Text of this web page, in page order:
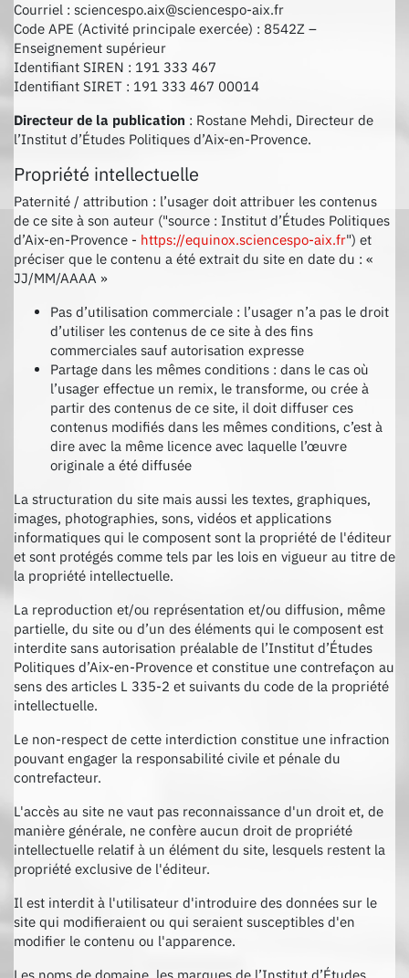
Courriel : sciencespo.aix@sciencespo-aix.fr
Code APE (Activité principale exercée) : 8542Z –
Enseignement supérieur
Identifiant SIREN : 191 333 467
Identifiant SIRET : 191 333 467 00014
Directeur de la publication : Rostane Mehdi, Directeur de
l’Institut d’Études Politiques d’Aix-en-Provence.
Propriété intellectuelle
Paternité / attribution : l’usager doit attribuer les contenus
de ce site à son auteur ("source : Institut d’Études Politiques
d’Aix-en-Provence - https://equinox.sciencespo-aix.fr") et
préciser que le contenu a été extrait du site en date du : «
JJ/MM/AAAA »
Pas d’utilisation commerciale : l’usager n’a pas le droit
d’utiliser les contenus de ce site à des fins
commerciales sauf autorisation expresse
Partage dans les mêmes conditions : dans le cas où
l’usager effectue un remix, le transforme, ou crée à
partir des contenus de ce site, il doit diffuser ces
contenus modifiés dans les mêmes conditions, c’est à
dire avec la même licence avec laquelle l’œuvre
originale a été diffusée
La structuration du site mais aussi les textes, graphiques,
images, photographies, sons, vidéos et applications
informatiques qui le composent sont la propriété de l'éditeur
et sont protégés comme tels par les lois en vigueur au titre de
la propriété intellectuelle.
La reproduction et/ou représentation et/ou diffusion, même
partielle, du site ou d’un des éléments qui le composent est
interdite sans autorisation préalable de l’Institut d’Études
Politiques d’Aix-en-Provence et constitue une contrefaçon au
sens des articles L 335-2 et suivants du code de la propriété
intellectuelle.
Le non-respect de cette interdiction constitue une infraction
pouvant engager la responsabilité civile et pénale du
contrefacteur.
L'accès au site ne vaut pas reconnaissance d'un droit et, de
manière générale, ne confère aucun droit de propriété
intellectuelle relatif à un élément du site, lesquels restent la
propriété exclusive de l'éditeur.
Il est interdit à l'utilisateur d'introduire des données sur le
site qui modifieraient ou qui seraient susceptibles d'en
modifier le contenu ou l'apparence.